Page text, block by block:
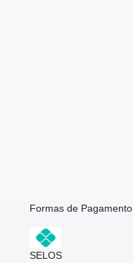
Formas de Pagamento
SELOS